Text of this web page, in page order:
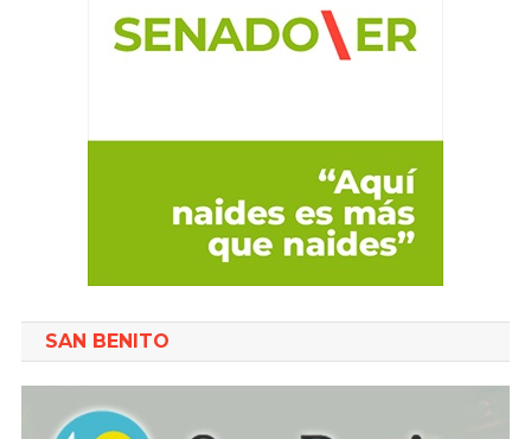
SAN BENITO